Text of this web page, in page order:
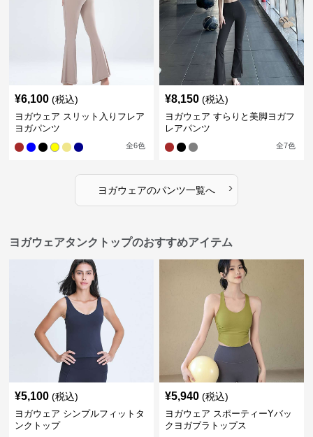
¥6,100 (税込)
ヨガウェア スリット入りフレア
ヨガパンツ
全6色
¥8,150 (税込)
ヨガウェア すらりと美脚ヨガフ
レアパンツ
全7色
ヨガウェアのパンツ一覧へ ›
ヨガウェアタンクトップのおすすめアイテム
¥5,100 (税込)
ヨガウェア シンプルフィットタ
ンクトップ
¥5,940 (税込)
ヨガウェア スポーティーYバッ
クヨガブラトップス